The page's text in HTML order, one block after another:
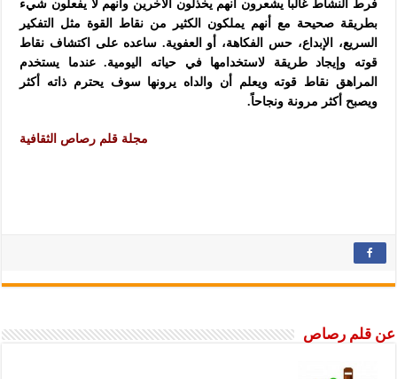
فرط النشاط غالباً يشعرون أنهم يخذلون الآخرين وأنهم لا يفعلون شيء
بطريقة صحيحة مع أنهم يملكون الكثير من نقاط القوة مثل التفكير
السريع، الإبداع، حس الفكاهة، أو العفوية. ساعده على اكتشاف نقاط
قوته وإيجاد طريقة لاستخدامها في حياته اليومية. عندما يستخدم
المراهق نقاط قوته ويعلم أن والداه يرونها سوف يحترم ذاته أكثر
ويصبح أكثر مرونة ونجاحاً.
مجلة قلم رصاص الثقافية
عن قلم رصاص